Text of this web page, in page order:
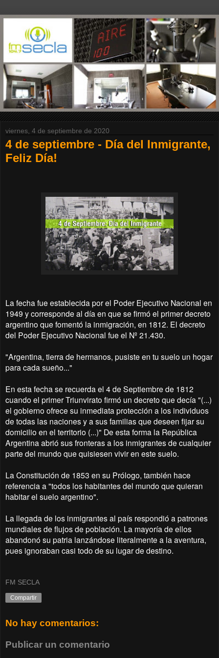
viernes, 4 de septiembre de 2020
4 de septiembre - Día del Inmigrante,
Feliz Día!
La fecha fue establecida por el Poder Ejecutivo Nacional en
1949 y corresponde al día en que se firmó el primer decreto
argentino que fomentó la inmigración, en 1812. El decreto
del Poder Ejecutivo Nacional fue el Nº 21.430.
"Argentina, tierra de hermanos, pusiste en tu suelo un hogar
para cada sueño..."
En esta fecha se recuerda el 4 de Septiembre de 1812
cuando el primer Triunvirato firmó un decreto que decía "(...)
el gobierno ofrece su inmediata protección a los individuos
de todas las naciones y a sus familias que deseen fijar su
domicilio en el territorio (...)" De esta forma la República
Argentina abrió sus fronteras a los inmigrantes de cualquier
parte del mundo que quisiesen vivir en este suelo.
La Constitución de 1853 en su Prólogo, también hace
referencia a "todos los habitantes del mundo que quieran
habitar el suelo argentino".
La llegada de los inmigrantes al país respondió a patrones
mundiales de flujos de población. La mayoría de ellos
abandonó su patria lanzándose literalmente a la aventura,
pues ignoraban casi todo de su lugar de destino.
FM SECLA
Compartir
No hay comentarios:
Publicar un comentario